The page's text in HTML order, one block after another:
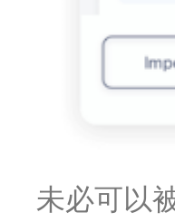
未必可以